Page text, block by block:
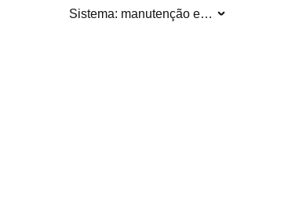
Sistema: manutenção e atualização